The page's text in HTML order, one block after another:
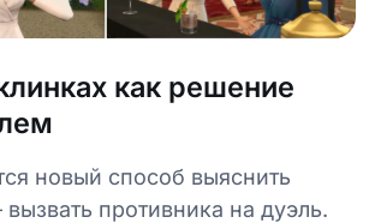
как решение
новый способ выяснить
противника на дуэль.